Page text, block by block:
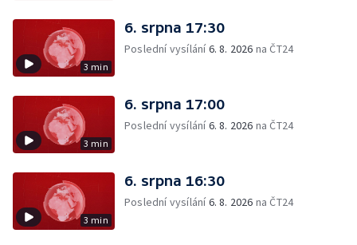
3 min
6. srpna 17:30
Poslední vysílání6. 8. 2026 na ČT24
3 min
6. srpna 17:00
Poslední vysílání6. 8. 2026 na ČT24
3 min
6. srpna 16:30
Poslední vysílání6. 8. 2026 na ČT24